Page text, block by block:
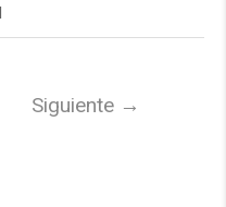
Siguiente →